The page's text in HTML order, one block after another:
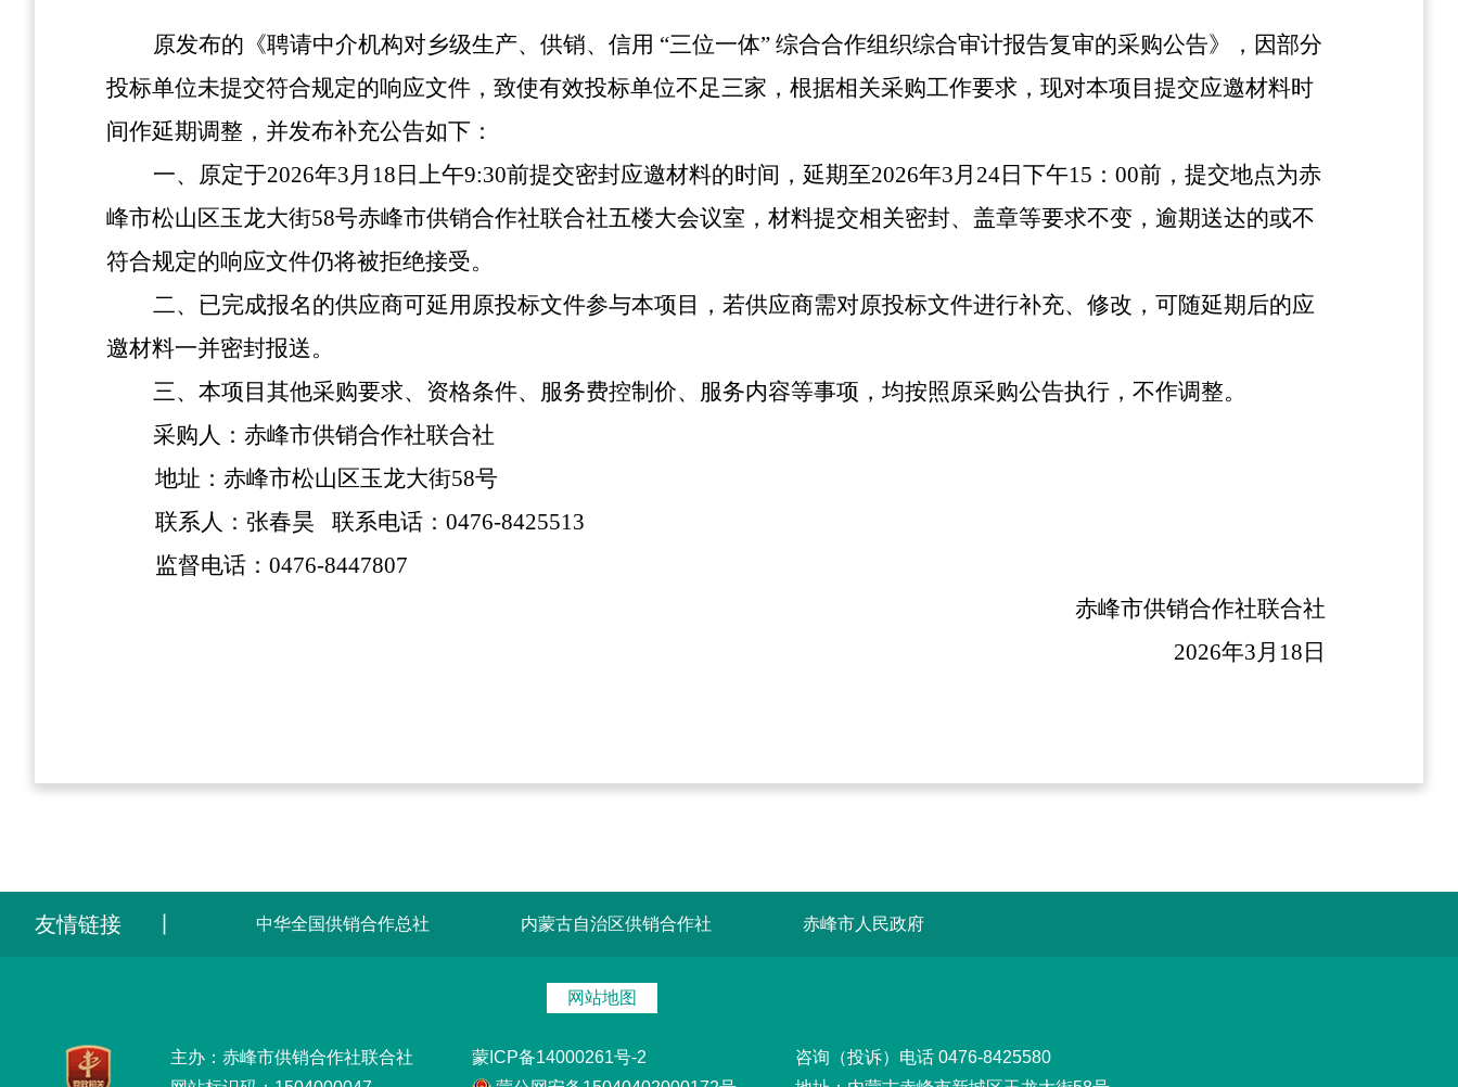
原发布的《聘请中介机构对乡级生产、供销、信用 “三位一体” 综合合作组织综合审计报告复审的采购公告》，因部分
投标单位未提交符合规定的响应文件，致使有效投标单位不足三家，根据相关采购工作要求，现对本项目提交应邀材料时
间作延期调整，并发布补充公告如下：
一、原定于2026年3月18日上午9:30前提交密封应邀材料的时间，延期至2026年3月24日下午15：00前，提交地点为赤
峰市松山区玉龙大街58号赤峰市供销合作社联合社五楼大会议室 ，材料提交相关密封、盖章等要求不变，逾期送达的或不
符合规定的响应文件仍将被拒绝接受。
二、已完成报名的供应商可延用原投标文件参与本项目，若供应商需对原投标文件进行补充、修改，可随延期后的应
邀材料一并密封报送。
三、本项目其他采购要求、资格条件、服务费控制价、服务内容等事项，均按照原采购公告执行，不作调整。
采购人：赤峰市供销合作社联合社
地址：赤峰市松山区玉龙大街58号
联系人：张春昊
联系电话： 0476-8425513
监督电话： 0476-8447807
赤峰市供销合作社联合社
2026年3月18日
友情链接 中华全国供销合作总社 内蒙古自治区供销合作社 赤峰市人民政府
网站地图
主办：赤峰市供销合作社联合社
蒙ICP备14000261号-2
咨询（投诉）电话 0476-8425580